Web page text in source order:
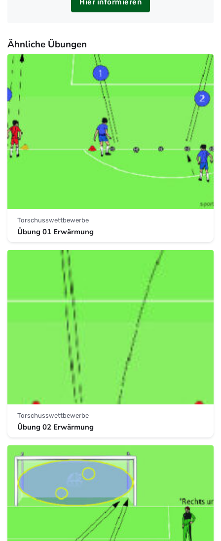
Hier informieren
Ähnliche Übungen
Torschusswettbewerbe
Übung 01 Erwärmung
Torschusswettbewerbe
Übung 02 Erwärmung